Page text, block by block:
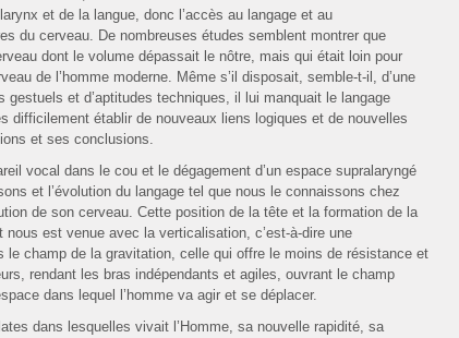
et de la langue, donc l’accès au langage et au
du cerveau. De nombreuses études semblent montrer que
dont le volume dépassait le nôtre, mais qui était loin pour
de l’homme moderne. Même s’il disposait, semble-t-il, d’une
et d’aptitudes techniques, il lui manquait le langage
difficilement établir de nouveaux liens logiques et de nouvelles
et ses conclusions.
vocal dans le cou et le dégagement d’un espace supralaryngé
et l’évolution du langage tel que nous le connaissons chez
de son cerveau. Cette position de la tête et la formation de la
est venue avec la verticalisation, c’est-à-dire une
le champ de la gravitation, celle qui offre le moins de résistance et
rendant les bras indépendants et agiles, ouvrant le champ
dans lequel l’homme va agir et se déplacer.
dans lesquelles vivait l’Homme, sa nouvelle rapidité, sa